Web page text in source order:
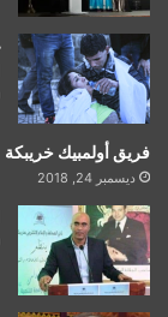
فريق أولمبيك خريبكة ٠٠٠الإدمان على الهزيمة
ديسمبر 24, 2018